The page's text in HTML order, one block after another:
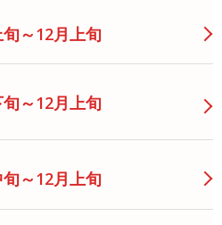
～12月上旬
～12月上旬
～12月上旬